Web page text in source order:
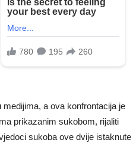
a ova konfrontacija je
prikazanim sukobom, rijaliti
sukoba ove dvije istaknute